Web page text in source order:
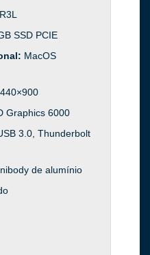
SSD PCIE
MacOS
Graphics 6000
3.0, Thunderbolt
de alumínio